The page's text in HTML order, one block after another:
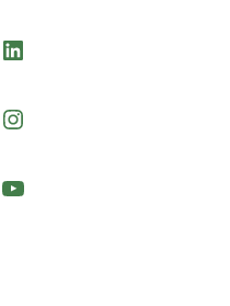
LinkedIn
Instagram
YouTube